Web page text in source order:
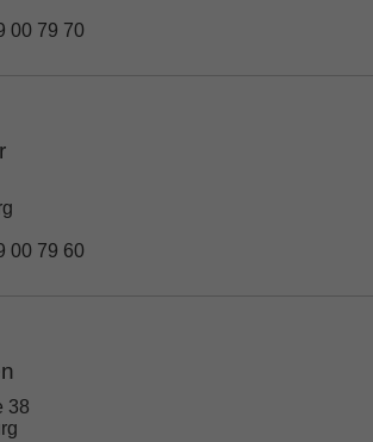
00 79 70
00 79 60
38